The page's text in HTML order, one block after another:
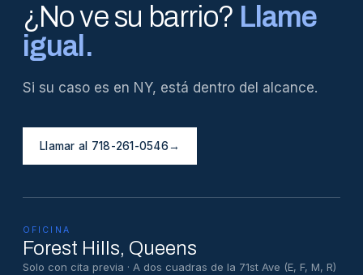
¿No ve su barrio? Llame
igual.
Si su caso es en NY, está dentro del alcance.
Llamar al 718-261-0546→
OFICINA
Forest Hills, Queens
Solo con cita previa · A dos cuadras de la 71st Ave (E, F, M, R)